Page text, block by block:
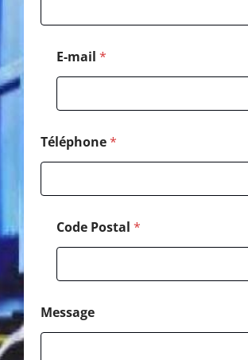
*
E-mail *
Téléphone*
Code Postal *
Message